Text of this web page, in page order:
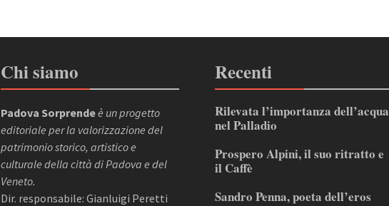
Chi siamo
Padova Sorprendeè un progetto
editoriale per la valorizzazione del
patrimonio storico, artistico e
culturale della città di Padova e del
Veneto.
Dir. responsabile: Gianluigi Peretti
Recenti
Rilevata l’importanza dell’acqua
nel Palladio
Prospero Alpini, il suo ritratto e
il Caffè
Sandro Penna, poeta dell’eros